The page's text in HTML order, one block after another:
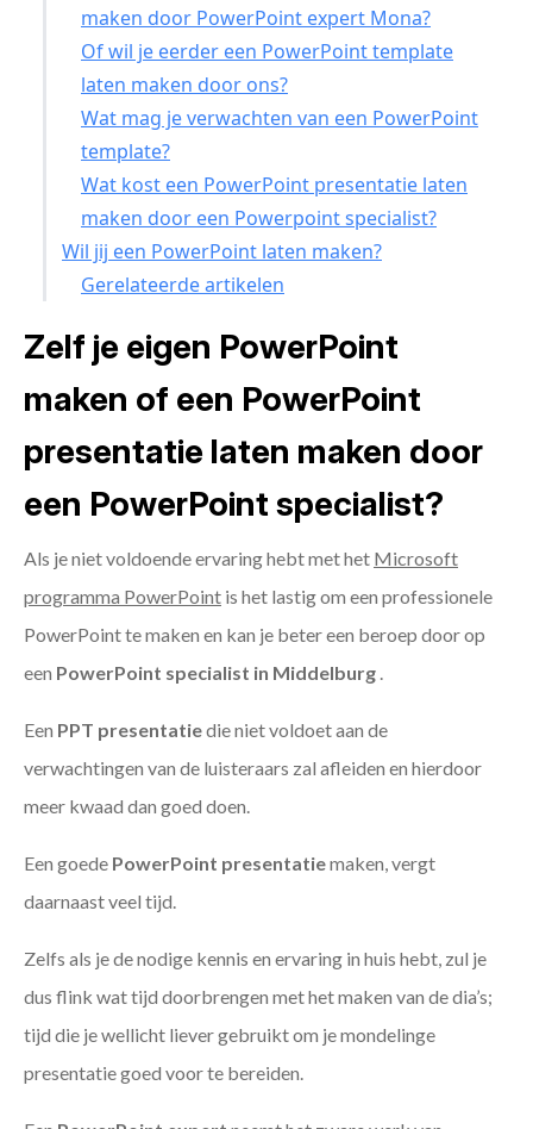
maken door PowerPoint expert Mona?
Of wil je eerder een PowerPoint template
laten maken door ons?
Wat mag je verwachten van een PowerPoint
template?
Wat kost een PowerPoint presentatie laten
maken door een Powerpoint specialist?
Wil jij een PowerPoint laten maken?
Gerelateerde artikelen
Zelf je eigen PowerPoint
maken of een PowerPoint
presentatie laten maken door
een PowerPoint specialist?
Als je niet voldoende ervaring hebt met het Microsoft
programma PowerPoint is het lastig om een professionele
PowerPoint te maken en kan je beter een beroep door op
een PowerPoint specialist in Middelburg .
Een PPT presentatiedie niet voldoet aan de
verwachtingen van de luisteraars zal afleiden en hierdoor
meer kwaad dan goed doen.
Een goede PowerPoint presentatiemaken, vergt
daarnaast veel tijd.
Zelfs als je de nodige kennis en ervaring in huis hebt, zul je
dus flink wat tijd doorbrengen met het maken van de dia’s;
tijd die je wellicht liever gebruikt om je mondelinge
presentatie goed voor te bereiden.